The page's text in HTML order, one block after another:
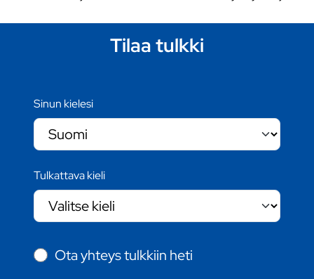
Tilaa tulkki
Sinun kielesi
Tulkattava kieli
Ota yhteys tulkkiin heti